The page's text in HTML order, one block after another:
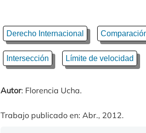
Derecho Internacional
Intersección Límite de velocidad
Autor: Florencia Ucha.
Trabajo publicado en: Abr., 2012.